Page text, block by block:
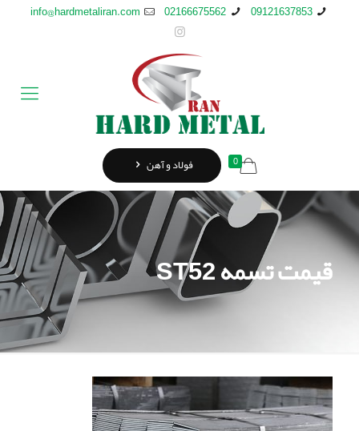
09121637853
02166675562
info@hardmetaliran.com
0 فولاد و آهن
قیمت تسمه ST52